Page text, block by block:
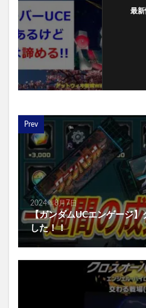
最新
Prev
2024年8月7日
【ガンダムUCエンゲージ
した！！